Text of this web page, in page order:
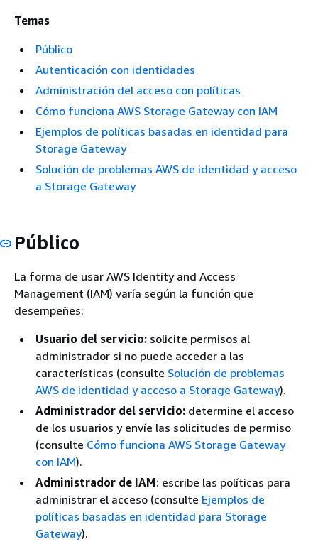
Temas
Público
Autenticación con identidades
Administración del acceso con políticas
Cómo funciona AWS Storage Gateway con IAM
Ejemplos de políticas basadas en identidad para
Storage Gateway
Solución de problemas AWS de identidad y acceso
a Storage Gateway
Público
La forma de usar AWS Identity and Access
Management (IAM) varía según la función que
desempeñes:
Usuario del servicio: solicite permisos al
administrador si no puede acceder a las
características (consulte Solución de problemas
AWS de identidad y acceso a Storage Gateway).
Administrador del servicio: determine el acceso
de los usuarios y envíe las solicitudes de permiso
(consulte Cómo funciona AWS Storage Gateway
con IAM).
Administrador de IAM: escribe las políticas para
administrar el acceso (consulte Ejemplos de
políticas basadas en identidad para Storage
Gateway).